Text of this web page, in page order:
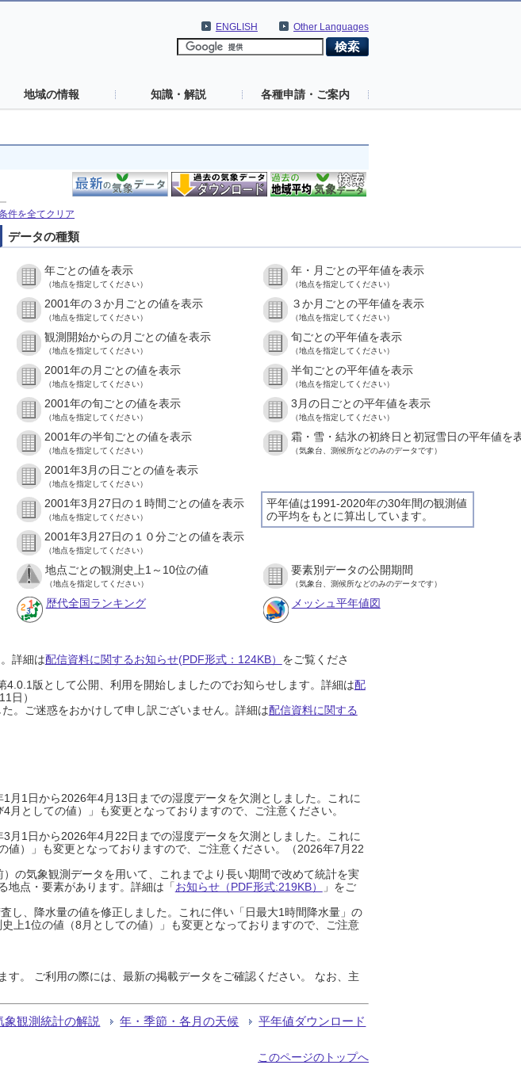
Other Languages
ENGLISH
地域の情報 知識・解説 各種申請・ご案内
件を全てクリア
データの種類
年ごとの値を表示
（地点を指定してください）
年・月ごとの平年値を表示
（地点を指定してください）
2001年の３か月ごとの値を表示
（地点を指定してください）
３か月ごとの平年値を表示
（地点を指定してください）
観測開始からの月ごとの値を表示
（地点を指定してください）
旬ごとの平年値を表示
（地点を指定してください）
2001年の月ごとの値を表示
（地点を指定してください）
半旬ごとの平年値を表示
（地点を指定してください）
2001年の旬ごとの値を表示
（地点を指定してください）
3月の日ごとの平年値を表示
（地点を指定してください）
2001年の半旬ごとの値を表示
（地点を指定してください）
霜・雪・結氷の初終日と初冠雪日の平年値を
（気象台、測候所などのみのデータです）
2001年3月の日ごとの値を表示
（地点を指定してください）
平年値は1991-2020年の30年間の観測値
の平均をもとに算出しています。
2001年3月27日の１時間ごとの値を表示
（地点を指定してください）
2001年3月27日の１０分ごとの値を表示
（地点を指定してください）
地点ごとの観測史上1～10位の値
（地点を指定してください）
要素別データの公開期間
（気象台、測候所などのみのデータです）
歴代全国ランキング メッシュ平年値図
詳細は配信資料に関するお知らせ(PDF形式：124KB） をご覧くださ
版として公開、利用を開始しましたのでお知らせします。詳細は配
日）
。ご迷惑をおかけして申し訳ございません。詳細は配信資料に関する
1日から2026年4月13日までの湿度データを欠測としました。これに
としての値）」も変更となっておりますので、ご注意ください。
1日から2026年4月22日までの湿度データを欠測としました。これに
）」も変更となっておりますので、ご注意ください。（2026年7月22
の気象観測データを用いて、これまでより長い期間で改めて統計を実
地点・要素があります。詳細は「お知らせ（PDF形式:219KB）
」をご
し、降水量の値を修正しました。これに伴い「日最大1時間降水量」の
上1位の値（8月としての値）」も変更となっておりますので、ご注意
。 ご利用の際には、最新の掲載データをご確認ください。 なお、主
象観測統計の解説 年・季節・各月の天候 平年値ダウンロード
このページのトップへ